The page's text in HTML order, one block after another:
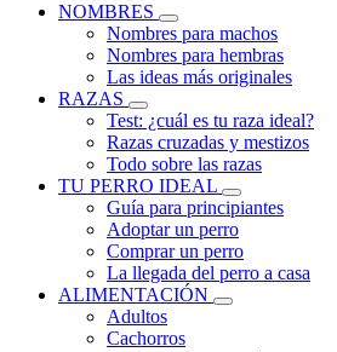
NOMBRES
Nombres para machos
Nombres para hembras
Las ideas más originales
RAZAS
Test: ¿cuál es tu raza ideal?
Razas cruzadas y mestizos
Todo sobre las razas
TU PERRO IDEAL
Guía para principiantes
Adoptar un perro
Comprar un perro
La llegada del perro a casa
ALIMENTACIÓN
Adultos
Cachorros